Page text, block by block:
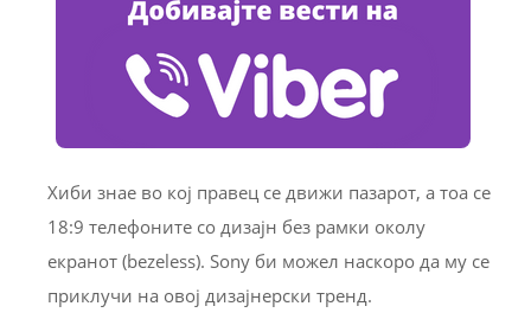
Хиби знае во кој правец се движи пазарот, а тоа се
18:9 телефоните со дизајн без рамки околу
екранот (bezeless). Sony би можел наскоро да му се
приклучи на овој дизајнерски тренд.